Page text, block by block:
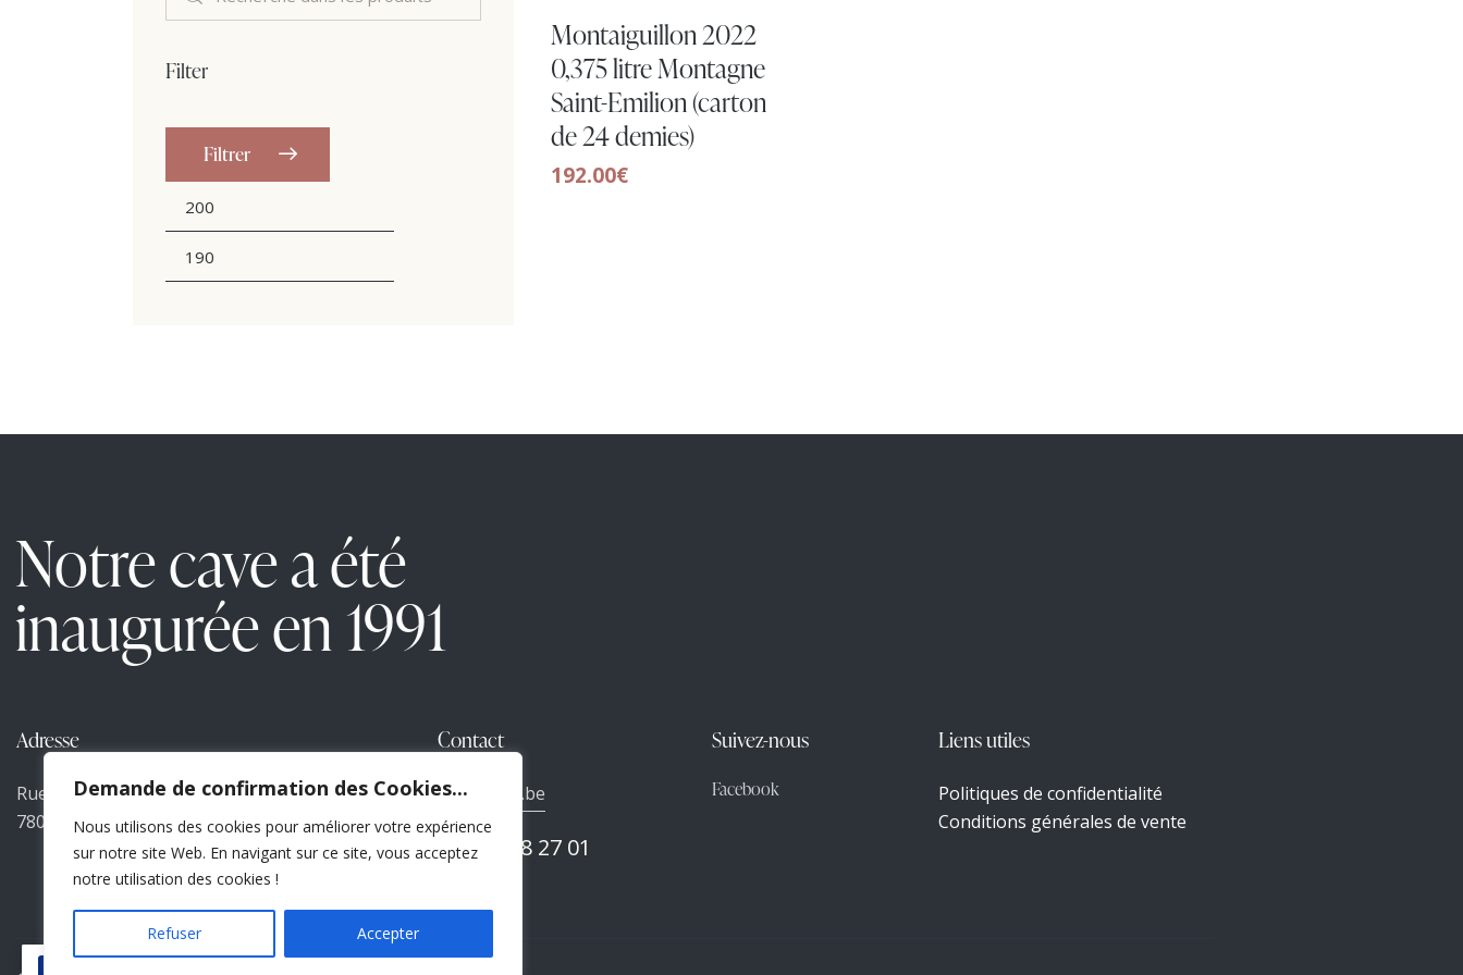
Demande de confirmation des Cookies...
Nous utilisons des cookies pour améliorer votre expérience
sur notre site Web. En navigant sur ce site, vous acceptez
notre utilisation des cookies !
Refuser Accepter
Montaiguillon 2022
0,375 litre Montagne
Saint-Emilion (carton
de 24 demies)
192.00€
Filter
Filtrer
Notre cave a été
inaugurée en 1991
Adresse
Rue E. Cambier, 23 –
7800 ATH
Contact
jp@gdvins.be
+32 68 28 27 01
Suivez-nous
Facebook
Liens utiles
Politiques de confidentialité
Conditions générales de vente